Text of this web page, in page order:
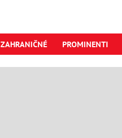
ZAHRANIČNÉ PROMINENTI